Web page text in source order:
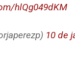
hlQg049dKM
10 de